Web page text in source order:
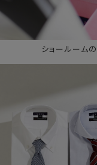
ショールーム